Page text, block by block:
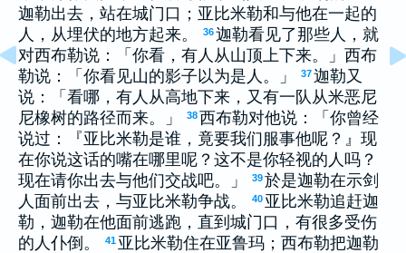
迦勒出去，站在城门口；亚比米勒和与他在一起的
人，从埋伏的地方起来。
36迦勒看见了那些人，就
对西布勒说：「你看，有人从山顶上下来。」西布
勒说：「你看见山的影子以为是人。」
37迦勒又
说：「看哪，有人从高地下来，又有一队从米恶尼
尼橡树的路径而来。」
38西布勒对他说：「你曾经
说过：『亚比米勒是谁，竟要我们服事他呢？』现
在你说这话的嘴在哪里呢？这不是你轻视的人吗？
现在请你出去与他们交战吧。」
39於是迦勒在示剑
人面前出去，与亚比米勒争战。
40 亚比米勒追赶迦
勒，迦勒在他面前逃跑，直到城门口，有很多受伤
的人仆倒。
41 亚比米勒住在亚鲁玛；西布勒把迦勒